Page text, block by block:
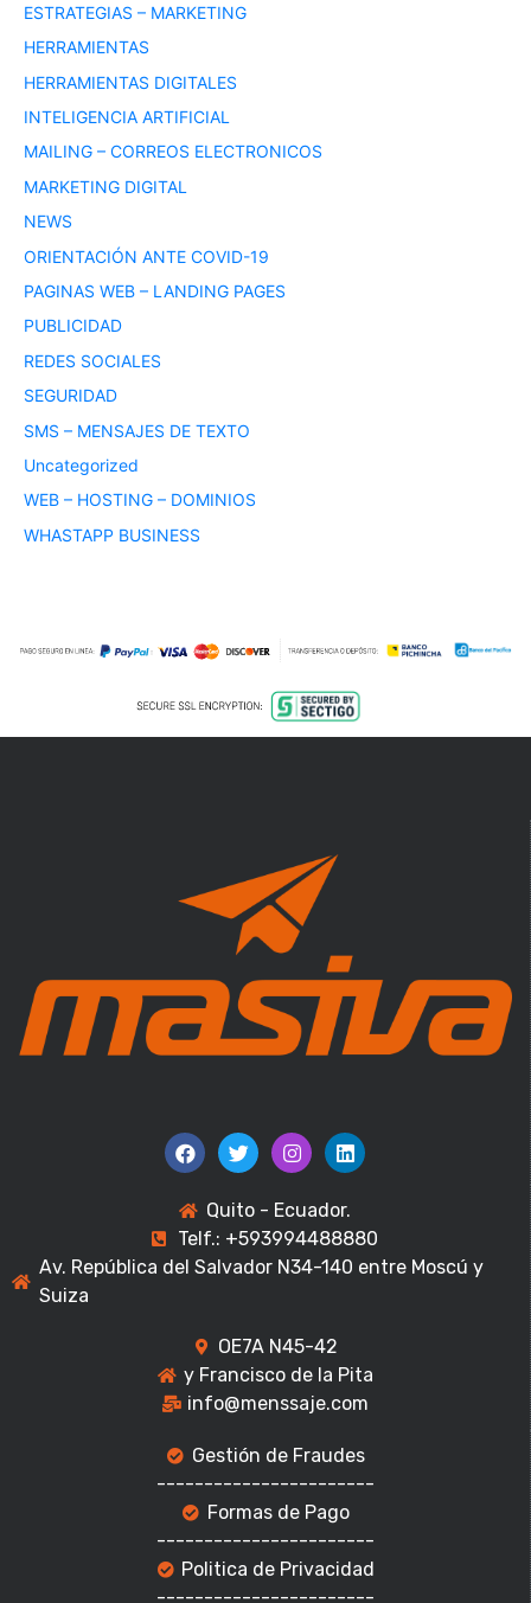
ESTRATEGIAS – MARKETING
HERRAMIENTAS
HERRAMIENTAS DIGITALES
INTELIGENCIA ARTIFICIAL
MAILING – CORREOS ELECTRONICOS
MARKETING DIGITAL
NEWS
ORIENTACIÓN ANTE COVID-19
PAGINAS WEB – LANDING PAGES
PUBLICIDAD
REDES SOCIALES
SEGURIDAD
SMS – MENSAJES DE TEXTO
Uncategorized
WEB – HOSTING – DOMINIOS
WHASTAPP BUSINESS
Quito - Ecuador.
Telf.: +593994488880
Av. República del Salvador N34-140 entre Moscú y
Suiza
OE7A N45-42
y Francisco de la Pita
info@menssaje.com
Gestión de Fraudes
-----------------------
Formas de Pago
-----------------------
Politica de Privacidad
-----------------------